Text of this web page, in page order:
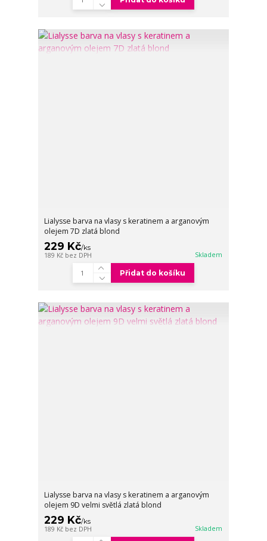
Lialysse barva na vlasy s keratinem a arganovým
olejem 7D zlatá blond
229 Kč/ks
189 Kč bez DPH Skladem
Přidat do košíku
Lialysse barva na vlasy s keratinem a arganovým
olejem 9D velmi světlá zlatá blond
229 Kč/ks
189 Kč bez DPH Skladem